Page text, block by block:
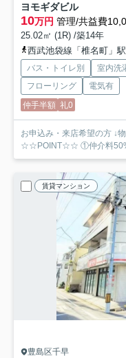
ヨモギダビル
10万円 管理/共益費
25.02㎡ (1R) /築14年
西武池袋線「椎名町」
バス・トイレ別 室内洗
フローリング
電気有
仲手半額 礼0
お申込み・来店希望の方 ↓
☆☆POINT☆☆ ①仲介料
賃貸マンション
豊島区千早